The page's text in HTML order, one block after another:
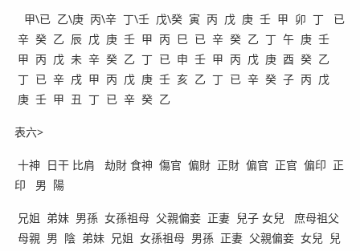
甲\已 乙\庚 丙\辛 丁\壬 戊\癸 寅 丙 戊 庚 壬 甲 卯 丁 已
辛 癸 乙 辰 戊 庚 壬 甲 丙 巳 已 辛 癸 乙 丁 午 庚 壬
甲 丙 戊 未 辛 癸 乙 丁 已 申 壬 甲 丙 戊 庚 酉 癸 乙
丁 已 辛 戌 甲 丙 戊 庚 壬 亥 乙 丁 已 辛 癸 子 丙 戊
庚 壬 甲 丑 丁 已 辛 癸 乙
表六>
十神 日干 比肩 劫財 食神 傷官 偏財 正財 偏官 正官 偏印 正
印 男 陽
兄姐 弟妹 男孫 女孫祖母 父親偏妾 正妻 兒子 女兒 庶母祖父
母親 男 陰 弟妹 兄姐 女孫祖母 男孫 正妻 父親偏妾 女兒 兒